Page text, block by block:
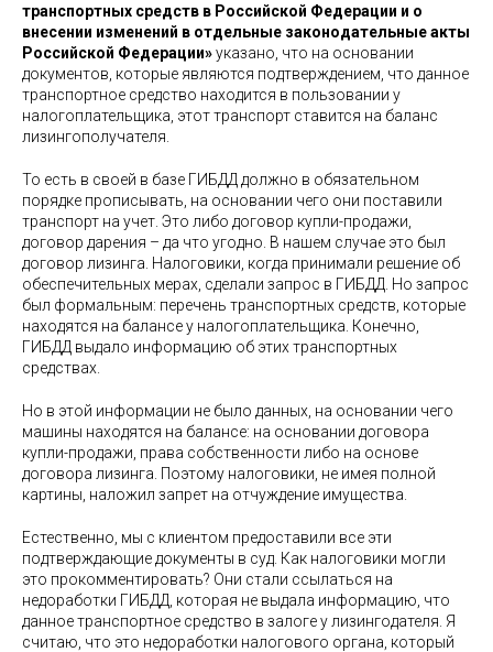
транспортных средств в Российской Федерации и о
внесении изменений в отдельные законодательные акты
Российской Федерации»указано, что на основании
документов, которые являются подтверждением, что данное
транспортное средство находится в пользовании у
налогоплательщика, этот транспорт ставится на баланс
лизингополучателя.
То есть в своей в базе ГИБДД должно в обязательном
порядке прописывать, на основании чего они поставили
транспорт на учет. Это либо договор купли-продажи,
договор дарения – да что угодно. В нашем случае это был
договор лизинга. Налоговики, когда принимали решение об
обеспечительных мерах, сделали запрос в ГИБДД. Но запрос
был формальным: перечень транспортных средств, которые
находятся на балансе у налогоплательщика. Конечно,
ГИБДД выдало информацию об этих транспортных
средствах.
Но в этой информации не было данных, на основании чего
машины находятся на балансе: на основании договора
купли-продажи, права собственности либо на основе
договора лизинга. Поэтому налоговики, не имея полной
картины, наложил запрет на отчуждение имущества.
Естественно, мы с клиентом предоставили все эти
подтверждающие документы в суд. Как налоговики могли
это прокомментировать? Они стали ссылаться на
недоработки ГИБДД, которая не выдала информацию, что
данное транспортное средство в залоге у лизингодателя. Я
считаю, что это недоработки налогового органа, который